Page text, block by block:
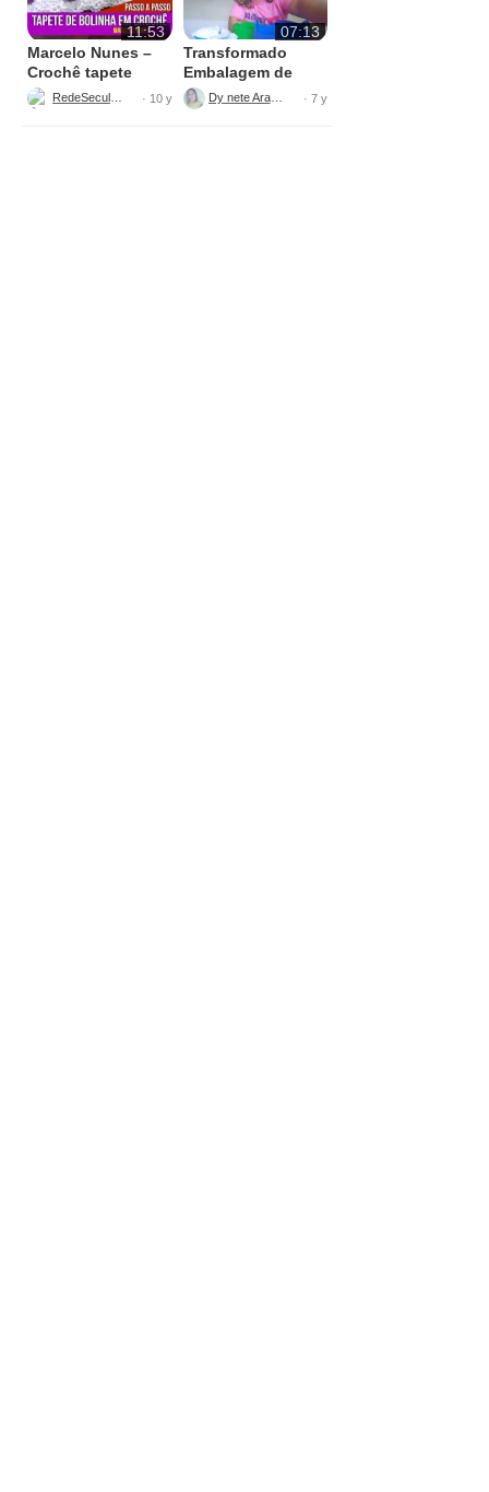
11:53
Marcelo Nunes –
Crochê tapete
bolinha Parte 1
· 10 y
07:13
Transformado
Embalagem de
Sabão
Dy nete Araújo · 7 y